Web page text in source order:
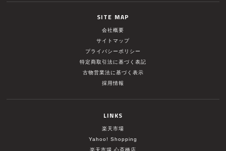
SITE MAP
会社概要
サイトマップ
プライバシーポリシー
特定商取引法に基づく表記
古物営業法に基づく表示
採用情報
LINKS
楽天市場
Yahoo! Shopping
楽天市場 心斎橋店